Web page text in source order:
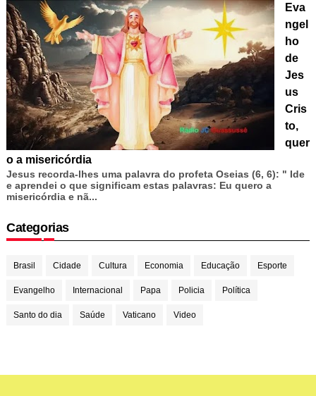
Eva
ngel
ho
de
Jes
us
Cris
to,
quer
o a misericórdia
Jesus recorda-lhes uma palavra do profeta Oseias (6, 6): " Ide
e aprendei o que significam estas palavras: Eu quero a
misericórdia e nã...
Categorias
Brasil Cidade Cultura Economia Educação Esporte
Evangelho Internacional Papa Policia Política
Santo do dia Saúde Vaticano Video